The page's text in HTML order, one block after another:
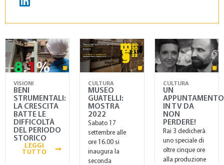
VISIONI
BENI
STRUMENTALI:
LA CRESCITA
BATTE LE
DIFFICOLTÀ
DEL PERIODO
STORICO
LEGGI
TUTTO
CULTURA
MUSEO
GUATELLI:
MOSTRA
2022
Sabato 17
settembre alle
ore 16.00 si
inaugura la
seconda
CULTURA
UN
APPUNTAMENTO
IN TV DA
NON
PERDERE!
Rai 3 dedicherà
uno speciale di
oltre cinque ore
alla produzione